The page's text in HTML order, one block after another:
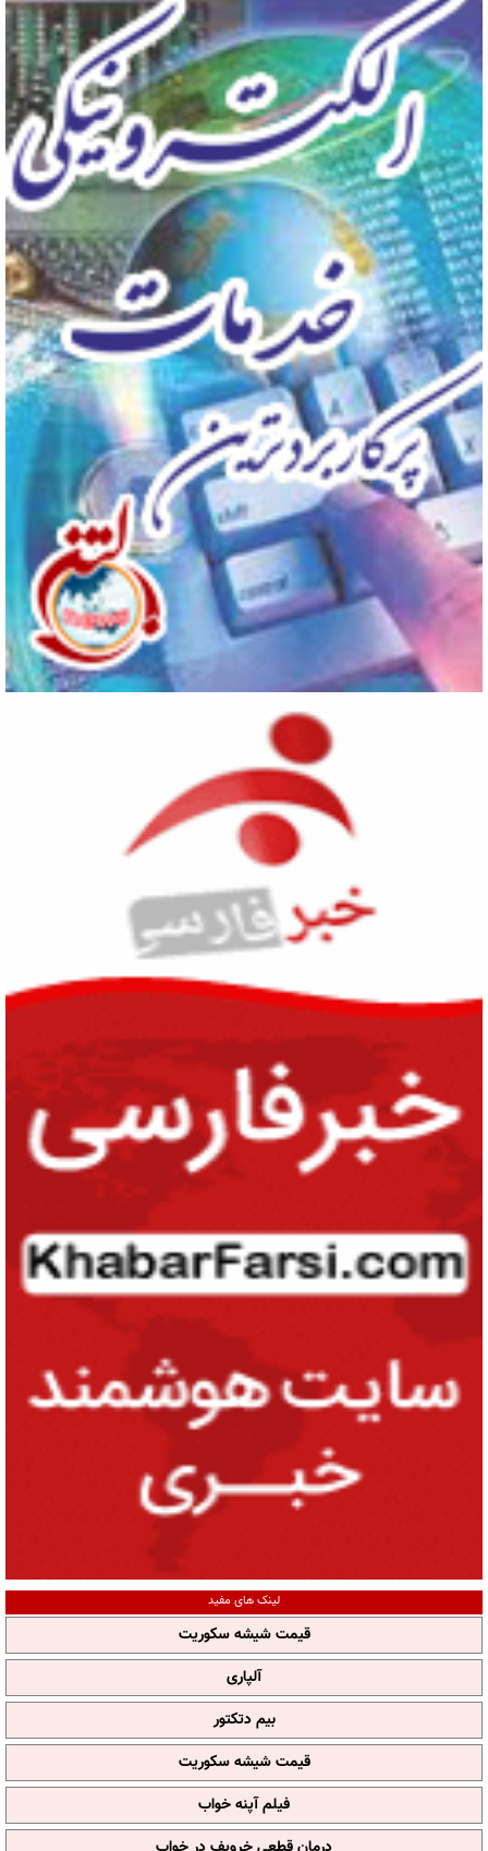
لینک های مفید
قیمت شیشه سکوریت
آلپاری
بیم دتکتور
قیمت شیشه سکوریت
فیلم آپنه خواب